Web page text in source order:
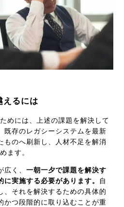
えるには
めには、上述の課題を解決して
既存のレガシーシステムを最新
ものへ刷新し、人材不足を解消
ます。
広く、一朝一夕で課題を解決す
実施する必要があります。
自
、それを解決するための具体的
かつ段階的に取り込むことが重